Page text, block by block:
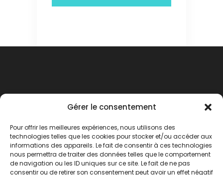
Gérer le consentement
Pour offrir les meilleures expériences, nous utilisons des
technologies telles que les cookies pour stocker et/ou accéder aux
informations des appareils. Le fait de consentir à ces technologies
nous permettra de traiter des données telles que le comportement
de navigation ou les ID uniques sur ce site. Le fait de ne pas
consentir ou de retirer son consentement peut avoir un effet négatif